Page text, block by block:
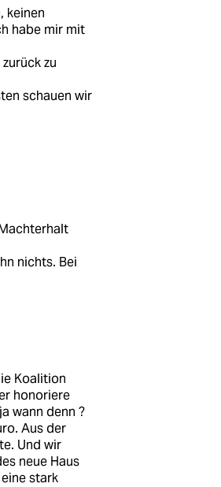
keinen
habe mir mit
zu
schauen wir
nichts. Bei
Koalition
honoriere
wann denn ?
Aus der
Und wir
neue Haus
stark